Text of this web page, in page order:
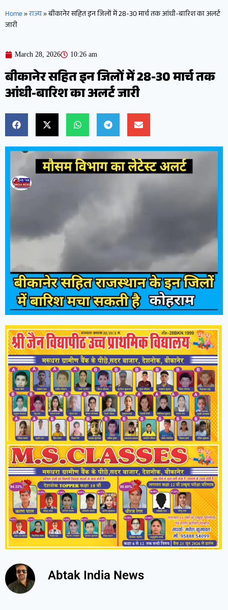
Home»राज्य»बीकानेर सहित इन जिलों में 28-30 मार्च तक आंधी-बारिश का अलर्ट
जारी
March 28, 2026 10:26 am
बीकानेर सहित इन जिलों में 28-30 मार्च तक
आंधी-बारिश का अलर्ट जारी
Abtak India News